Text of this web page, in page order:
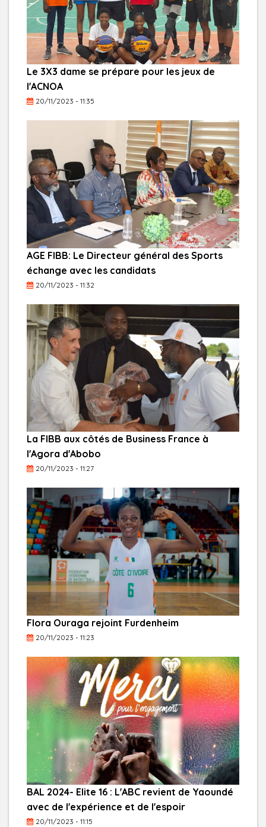
Le 3X3 dame se prépare pour les jeux de
l'ACNOA
20/11/2023 - 11:35
AGE FIBB: Le Directeur général des Sports
échange avec les candidats
20/11/2023 - 11:32
La FIBB aux côtés de Business France à
l'Agora d'Abobo
20/11/2023 - 11:27
Flora Ouraga rejoint Furdenheim
20/11/2023 - 11:23
BAL 2024- Elite 16 : L'ABC revient de Yaoundé
avec de l'expérience et de l'espoir
20/11/2023 - 11:15